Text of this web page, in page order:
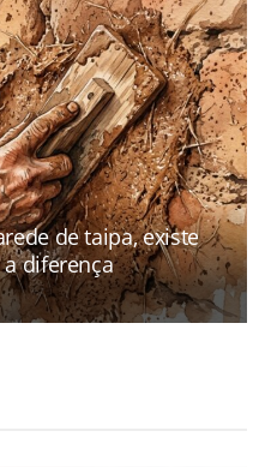
de taipa, existe
diferença